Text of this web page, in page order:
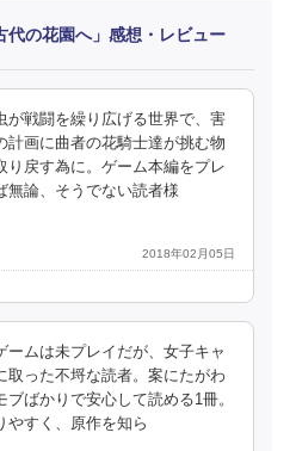
代の花園へ」感想・レビュー
が戦闘を繰り広げる世界で、害
計画に曲者の花騎士達が挑む物
戻す為に。ゲーム本編をプレ
無論、そうでない読者様
2018年02月05日
ームは未プレイだが、女子キャ
取った不埒な読者。案にたがわ
ばかりで安心して読める1冊。
やすく、原作を知ら